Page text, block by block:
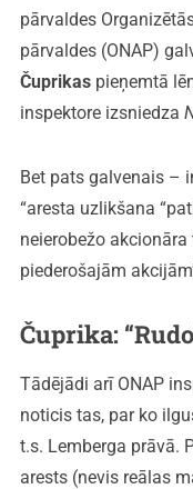
pārvaldes
pārvaldes (ONAP)
Čuprikaspieņemtā
inspektore izsniedza
Bet pats galvenais –
“aresta uzlikšana
neierobežo
piederošajām
Čuprika:
Tādējādi arī ONAP
noticis tas, par ko
t.s. Lemberga prāvā.
arests (nevis reālas